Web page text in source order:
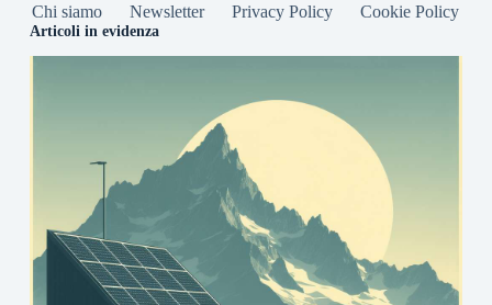
Chi siamo Newsletter Privacy Policy Cookie Policy
Articoli in evidenza